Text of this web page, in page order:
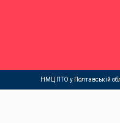
НМЦ ПТО у Полтавській